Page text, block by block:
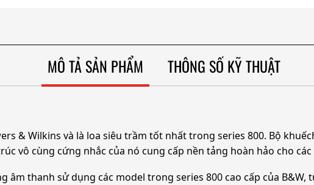
MÔ TẢ SẢN PHẨM THÔNG SỐ KỸ THUẬT
& Wilkins và là loa siêu trầm tốt nhất trong series 800. Bộ
vô cùng cứng nhắc của nó cung cấp nền tảng hoàn hảo cho
âm thanh sử dụng các model trong series 800 cao cấp của